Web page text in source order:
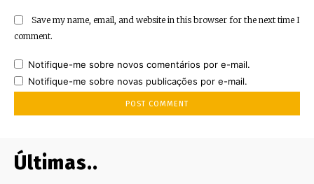
Save my name, email, and website in this browser for the next time I
comment.
Notifique-me sobre novos comentários por e-mail.
Notifique-me sobre novas publicações por e-mail.
Últimas..